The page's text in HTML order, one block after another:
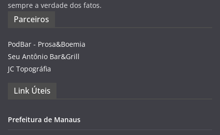
sempre a verdade dos fatos.
Parceiros
PodBar - Prosa&Boemia
Seu Antônio Bar&Grill
JC Topográfia
Link Úteis
Prefeitura de Manaus